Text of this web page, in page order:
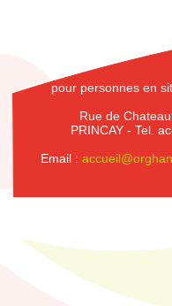
pour personnes en
Rue de
PRINCAY - Tel.
Email :